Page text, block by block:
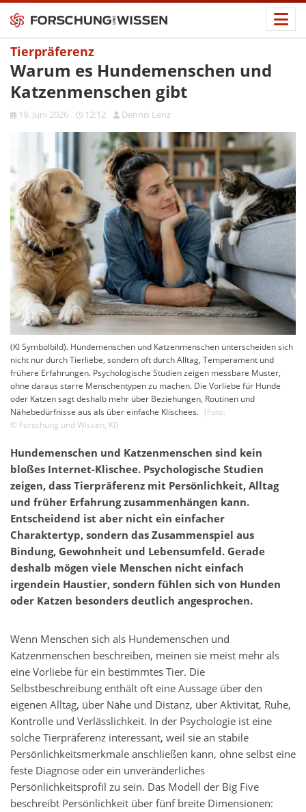
Tierpräferenz
Warum es Hundemenschen und
Katzenmenschen gibt
19. Juni 2026 12:12 Dennis Lenz
(KI Symbolbild). Hundemenschen und Katzenmenschen unterscheiden sich
nicht nur durch Tierliebe, sondern oft durch Alltag, Temperament und
frühere Erfahrungen. Psychologische Studien zeigen messbare Muster,
ohne daraus starre Menschentypen zu machen. Die Vorliebe für Hunde
oder Katzen sagt deshalb mehr über Beziehungen, Routinen und
Nähebedürfnisse aus als über einfache Klischees. (Foto:
© Forschung und Wissen, KI)
Hundemenschen und Katzenmenschen sind kein
bloßes Internet-Klischee. Psychologische Studien
zeigen, dass Tierpräferenz mit Persönlichkeit, Alltag
und früher Erfahrung zusammenhängen kann.
Entscheidend ist aber nicht ein einfacher
Charaktertyp, sondern das Zusammenspiel aus
Bindung, Gewohnheit und Lebensumfeld. Gerade
deshalb mögen viele Menschen nicht einfach
irgendein Haustier, sondern fühlen sich von Hunden
oder Katzen besonders deutlich angesprochen.
Wenn Menschen sich als Hundemenschen und
Katzenmenschen beschreiben, meinen sie meist mehr als
eine Vorliebe für ein bestimmtes Tier. Die
Selbstbeschreibung enthält oft eine Aussage über den
eigenen Alltag, über Nähe und Distanz, über Aktivität, Ruhe,
Kontrolle und Verlässlichkeit. In der Psychologie ist eine
solche Tierpräferenz interessant, weil sie an stabile
Persönlichkeitsmerkmale anschließen kann, ohne selbst eine
feste Diagnose oder ein unveränderliches
Persönlichkeitsprofil zu sein. Das Modell der Big Five
beschreibt Persönlichkeit über fünf breite Dimensionen: